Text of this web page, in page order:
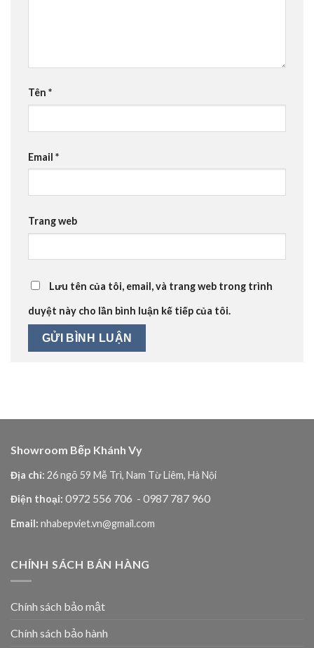
Tên *
Email *
Trang web
Lưu tên của tôi, email, và trang web trong trình
duyệt này cho lần bình luận kế tiếp của tôi.
Showroom Bếp Khánh Vy
Địa chỉ: 26 ngõ 59 Mễ Trì, Nam Từ Liêm, Hà Nội
Điện thoại: 0972 556 706 - 0987 787 960
Email: nhabepviet.vn@gmail.com
CHÍNH SÁCH BÁN HÀNG
Chính sách bảo mật
Chính sách bảo hành